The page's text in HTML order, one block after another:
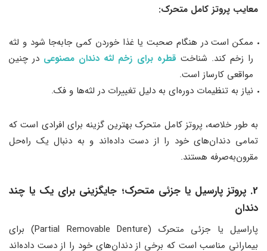
معایب پروتز کامل متحرک:
ممکن است در هنگام صحبت یا غذا خوردن کمی جابه‌جا شود و لثه
را زخم کند. شناخت قطره برای زخم لثه دندان مصنوعی در چنین
مواقعی کارساز است.
نیاز به تنظیمات دوره‌ای به دلیل تغییرات در لثه‌ها و فک.
به طور خلاصه، پروتز کامل متحرک بهترین گزینه برای افرادی است که
تمامی دندان‌های خود را از دست داده‌اند و به دنبال یک راه‌حل
مقرون‌به‌صرفه هستند.
2. پروتز پارسیل یا جزئی متحرک؛ جایگزینی برای یک یا چند
دندان
پاراسیل یا جزئی متحرک (Partial Removable Denture) برای
بیمارانی مناسب است که برخی از دندان‌های خود را از دست داده‌اند